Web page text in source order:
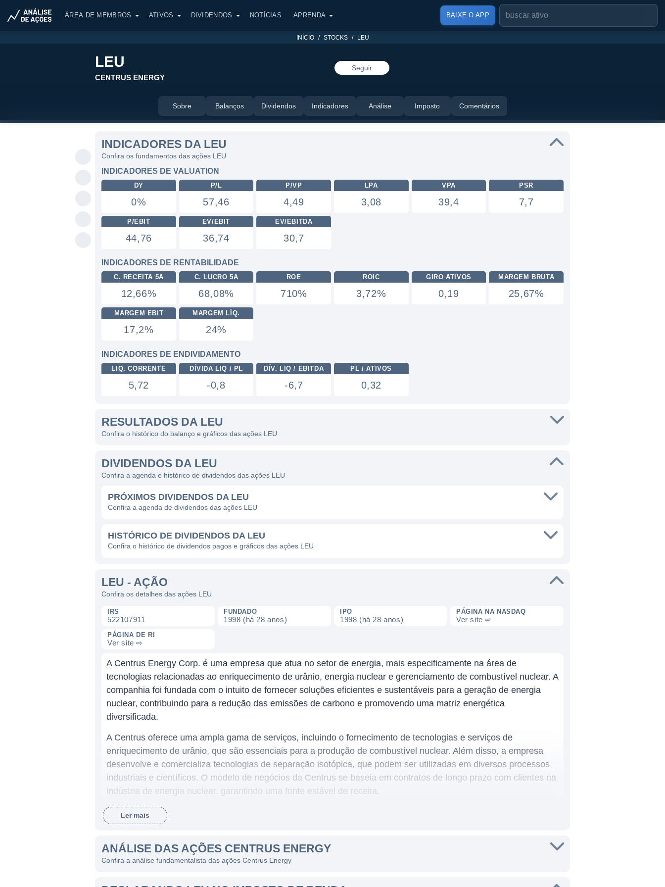
ÁREA DE MEMBROS ATIVOS DIVIDENDOS NOTÍCIAS APRENDA BAIXE O APP
INÍCIO STOCKS LEU
LEU
CENTRUS ENERGY
Seguir
Sobre Balanços Dividendos Indicadores Análise Imposto Comentários
INDICADORES DA LEU
Confira os fundamentos das ações LEU
INDICADORES DE VALUATION
DY
0%
P/L
57,46
P/VP
4,49
LPA
3,08
VPA
39,4
PSR
7,7
P/EBIT
44,76
EV/EBIT
36,74
EV/EBITDA
30,7
INDICADORES DE RENTABILIDADE
C. RECEITA 5A
12,66%
C. LUCRO 5A
68,08%
ROE
710%
ROIC
3,72%
GIRO ATIVOS
0,19
MARGEM BRUTA
25,67%
MARGEM EBIT
17,2%
MARGEM LÍQ.
24%
INDICADORES DE ENDIVIDAMENTO
LIQ. CORRENTE
5,72
DÍVIDA LIQ / PL
-0,8
DÍV. LIQ / EBITDA
-6,7
PL / ATIVOS
0,32
RESULTADOS DA LEU
Confira o histórico do balanço e gráficos das ações LEU
DIVIDENDOS DA LEU
Confira a agenda e histórico de dividendos das ações LEU
PRÓXIMOS DIVIDENDOS DA LEU
Confira a agenda de dividendos das ações LEU
HISTÓRICO DE DIVIDENDOS DA LEU
Confira o histórico de dividendos pagos e gráficos das ações LEU
LEU - AÇÃO
Confira os detalhes das ações LEU
IRS
522107911
FUNDADO
1998 (há 28 anos)
IPO
1998 (há 28 anos)
PÁGINA NA NASDAQ
Ver site ⇨
PÁGINA DE RI
Ver site ⇨
A Centrus Energy Corp. é uma empresa que atua no setor de energia, mais especificamente na área de
tecnologias relacionadas ao enriquecimento de urânio, energia nuclear e gerenciamento de combustível nuclear. A
companhia foi fundada com o intuito de fornecer soluções eficientes e sustentáveis para a geração de energia
nuclear, contribuindo para a redução das emissões de carbono e promovendo uma matriz energética
diversificada.
A Centrus oferece uma ampla gama de serviços, incluindo o fornecimento de tecnologias e serviços de
enriquecimento de urânio, que são essenciais para a produção de combustível nuclear. Além disso, a empresa
desenvolve e comercializa tecnologias de separação isotópica, que podem ser utilizadas em diversos processos
industriais e científicos. O modelo de negócios da Centrus se baseia em contratos de longo prazo com clientes na
indústria de energia nuclear, garantindo uma fonte estável de receita.
ATUAÇÃO DA CENTRUS ENERGY
A Centrus Energy atua principalmente nos Estados Unidos, mas também possui uma presença internacional,
contribuindo para o desenvolvimento de projetos de energia nuclear em colaboração com empresas de energia e
governos ao redor do mundo. A variedade de seus serviços e produtos proporciona um portfólio diversificado,
Ler mais
ANÁLISE DAS AÇÕES CENTRUS ENERGY
Confira a análise fundamentalista das ações Centrus Energy